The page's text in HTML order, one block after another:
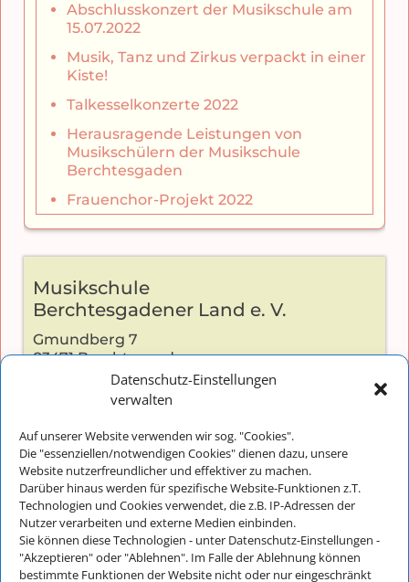
Datenschutz-Einstellungen
verwalten
Auf unserer Website verwenden wir sog. "Cookies".
Die "essenziellen/notwendigen Cookies" dienen dazu, unsere
Website nutzerfreundlicher und effektiver zu machen.
Darüber hinaus werden für spezifische Website-Funktionen z.T.
Technologien und Cookies verwendet, die z.B. IP-Adressen der
Nutzer verarbeiten und externe Medien einbinden.
Sie können diese Technologien - unter Datenschutz-Einstellungen -
"Akzeptieren" oder "Ablehnen". Im Falle der Ablehnung können
bestimmte Funktionen der Website nicht oder nur eingeschränkt
Abschlusskonzert der Musikschule am
15.07.2022
Musik, Tanz und Zirkus verpackt in einer
Kiste!
Talkesselkonzerte 2022
Herausragende Leistungen von
Musikschülern der Musikschule
Berchtesgaden
Frauenchor-Projekt 2022
Musikschule
Berchtesgadener Land e. V.
Gmundberg 7
83471 Berchtesgaden
Kontakt:
Telefon: +49 (0) 8652-2826
E-Mail:info@musikschulebgl.de
Büro-Öffnungszeiten: